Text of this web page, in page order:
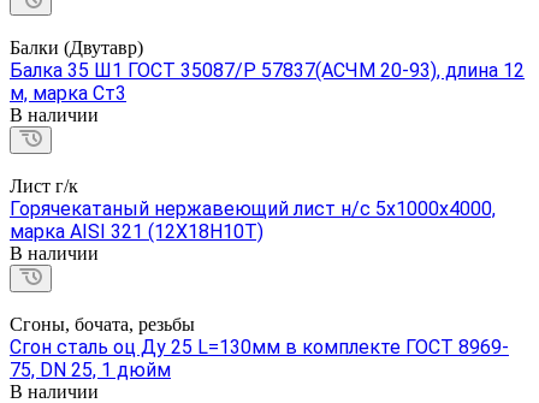
Балки (Двутавр)
Балка 35 Ш1 ГОСТ 35087/Р 57837(АСЧМ 20-93), длина 12
м, марка Ст3
В наличии
Лист г/к
Горячекатаный нержавеющий лист н/с 5х1000х4000,
марка AISI 321 (12Х18Н10Т)
В наличии
Сгоны, бочата, резьбы
Сгон сталь оц Ду 25 L=130мм в комплекте ГОСТ 8969-
75, DN 25, 1 дюйм
В наличии